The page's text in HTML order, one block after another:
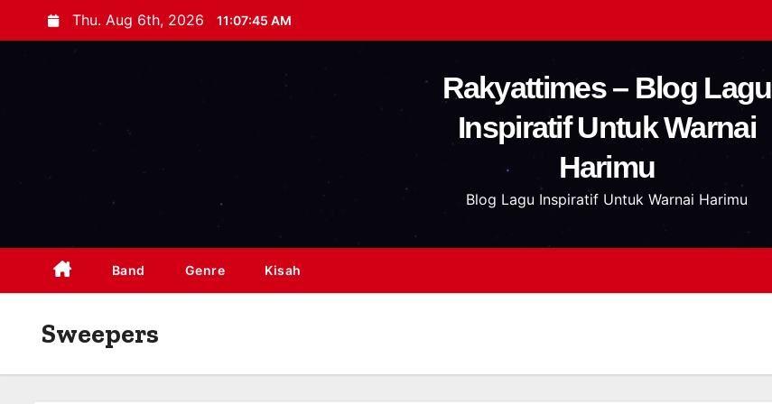
k
n
Thu. Aug 6th, 2026 11:07:46 AM
Rakyattimes – Blog Lagu
Inspiratif Untuk Warnai
Harimu
Blog Lagu Inspiratif Untuk Warnai Harimu
Band Genre Kisah
Sweepers